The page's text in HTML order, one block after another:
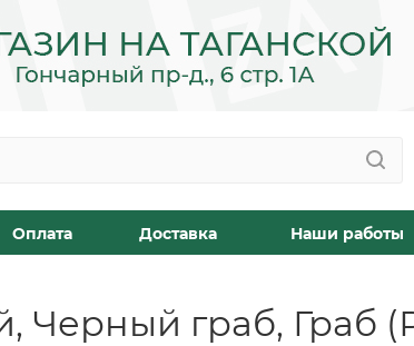
Оплата Доставка Наши работы
Черный граб, Граб